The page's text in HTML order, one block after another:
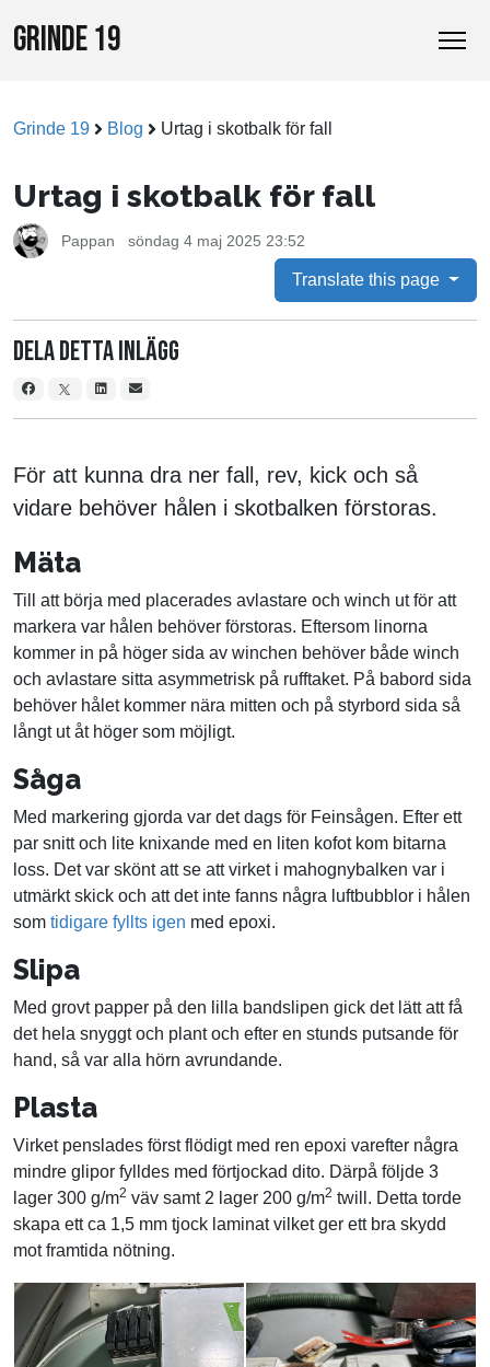
GRINDE 19
Grinde 19 Blog Urtag i skotbalk för fall
Urtag i skotbalk för fall
Pappan söndag 4 maj 2025 23:52
Translate this page
Dela detta inlägg
För att kunna dra ner fall, rev, kick och så
vidare behöver hålen i skotbalken förstoras.
Mäta
Till att börja med placerades avlastare och winch ut för att
markera var hålen behöver förstoras. Eftersom linorna
kommer in på höger sida av winchen behöver både winch
och avlastare sitta asymmetrisk på rufftaket. På babord sida
behöver hålet kommer nära mitten och på styrbord sida så
långt ut åt höger som möjligt.
Såga
Med markering gjorda var det dags för Feinsågen. Efter ett
par snitt och lite knixande med en liten kofot kom bitarna
loss. Det var skönt att se att virket i mahognybalken var i
utmärkt skick och att det inte fanns några luftbubblor i hålen
som tidigare fyllts igen med epoxi.
Slipa
Med grovt papper på den lilla bandslipen gick det lätt att få
det hela snyggt och plant och efter en stunds putsande för
hand, så var alla hörn avrundande.
Plasta
Virket penslades först flödigt med ren epoxi varefter några
mindre glipor fylldes med förtjockad dito. Därpå följde 3
lager 300 g/m2 väv samt 2 lager 200 g/m2 twill. Detta torde
skapa ett ca 1,5 mm tjock laminat vilket ger ett bra skydd
mot framtida nötning.